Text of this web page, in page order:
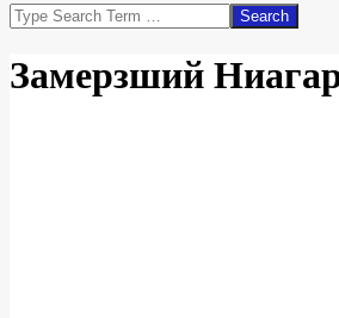
Search
Замерзший